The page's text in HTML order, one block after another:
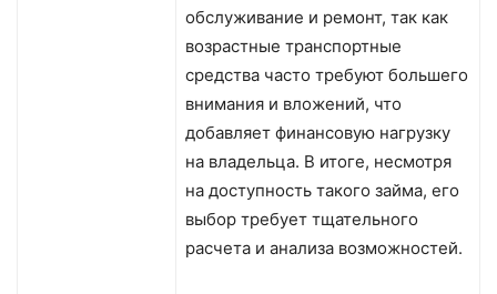
обслуживание и ремонт, так как
возрастные транспортные
средства часто требуют большего
внимания и вложений, что
добавляет финансовую нагрузку
на владельца. В итоге, несмотря
на доступность такого займа, его
выбор требует тщательного
расчета и анализа возможностей.